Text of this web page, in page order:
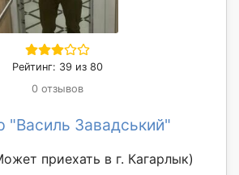
Рейтинг: 39 из 80
0 отзывов
"Василь Завадський"
приехать в г. Кагарлык)